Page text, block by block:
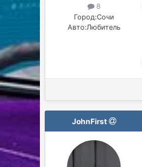
8
Город:Сочи
Авто:Любитель
JohnFirst